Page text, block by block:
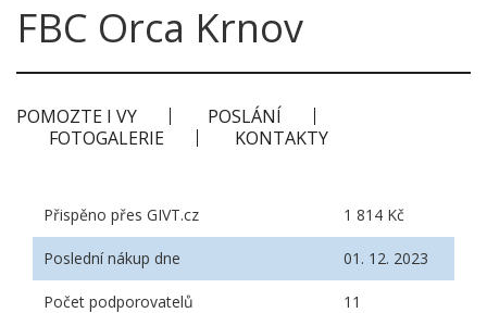
FBC Orca Krnov
POMOZTE I VY
POSLÁNÍ
FOTOGALERIE
KONTAKTY
Přispěno přes GIVT.cz 1 814 Kč
Poslední nákup dne 01. 12. 2023
Počet podporovatelů 11